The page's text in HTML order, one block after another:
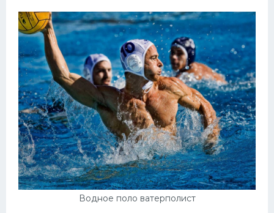
Водное поло ватерполист